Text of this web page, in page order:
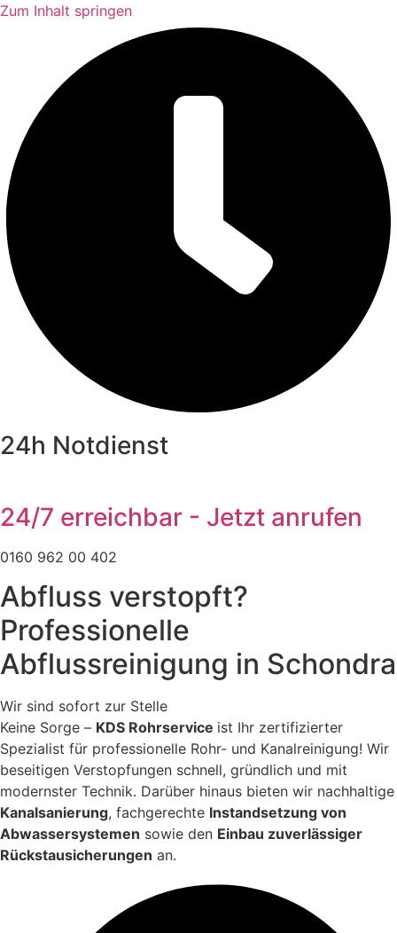
Zum Inhalt springen
24h Notdienst
24/7 erreichbar - Jetzt anrufen
0160 962 00 402
Abfluss verstopft?
Professionelle
Abflussreinigung in Schondra
Wir sind sofort zur Stelle
Keine Sorge – KDS Rohrservice ist Ihr zertifizierter
Spezialist für professionelle Rohr- und Kanalreinigung! Wir
beseitigen Verstopfungen schnell, gründlich und mit
modernster Technik. Darüber hinaus bieten wir nachhaltige
Kanalsanierung, fachgerechte Instandsetzung von
Abwassersystemen sowie den Einbau zuverlässiger
Rückstausicherungen an.